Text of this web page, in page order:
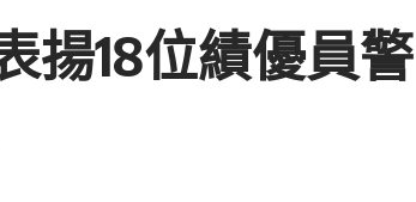
揚18位績優員